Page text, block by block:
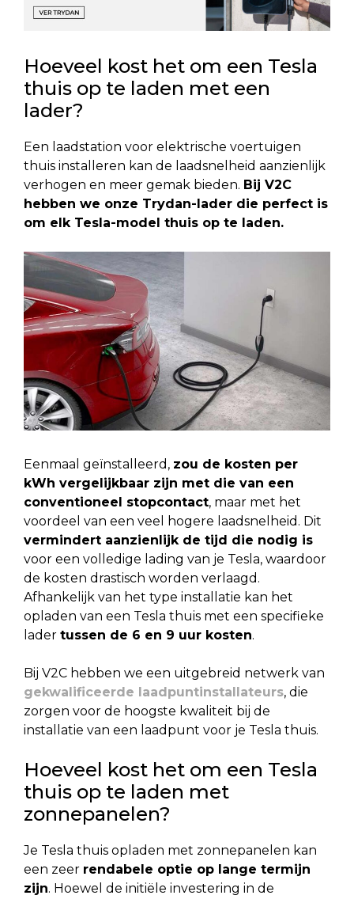
Hoeveel kost het om een Tesla
thuis op te laden met een
lader?
Een laadstation voor elektrische voertuigen
thuis installeren kan de laadsnelheid aanzienlijk
verhogen en meer gemak bieden. Bij V2C
hebben we onze Trydan-lader die perfect is
om elk Tesla-model thuis op te laden.
Eenmaal geïnstalleerd, zou de kosten per
kWh vergelijkbaar zijn met die van een
conventioneel stopcontact, maar met het
voordeel van een veel hogere laadsnelheid. Dit
vermindert aanzienlijk de tijd die nodig is
voor een volledige lading van je Tesla, waardoor
de kosten drastisch worden verlaagd.
Afhankelijk van het type installatie kan het
opladen van een Tesla thuis met een specifieke
lader tussen de 6 en 9 uur kosten.
Bij V2C hebben we een uitgebreid netwerk van
gekwalificeerde laadpuntinstallateurs, die
zorgen voor de hoogste kwaliteit bij de
installatie van een laadpunt voor je Tesla thuis.
Hoeveel kost het om een Tesla
thuis op te laden met
zonnepanelen?
Je Tesla thuis opladen met zonnepanelen kan
een zeer rendabele optie op lange termijn
zijn. Hoewel de initiële investering in de